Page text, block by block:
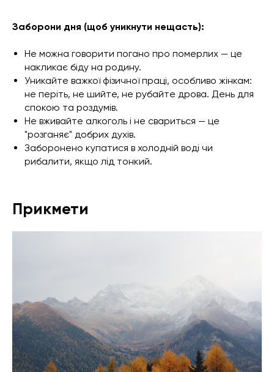
Заборони дня (щоб уникнути нещасть):
Не можна говорити погано про померлих — це
накликає біду на родину.
Уникайте важкої фізичної праці, особливо жінкам:
не періть, не шийте, не рубайте дрова. День для
спокою та роздумів.
Не вживайте алкоголь і не свариться — це
"розганяє" добрих духів.
Заборонено купатися в холодній воді чи
рибалити, якщо лід тонкий.
Прикмети